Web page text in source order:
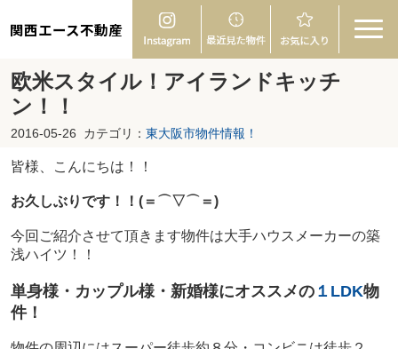
関西エース不動産
欧米スタイル！アイランドキッチ
ン！！
2016-05-26 カテゴリ： 東大阪市物件情報！
皆様、こんにちは！！
お久しぶりです！！(＝⌒▽⌒＝)
今回ご紹介させて頂きます物件は大手ハウスメーカーの築
浅ハイツ！！
単身様・カップル様・新婚様にオススメの１LDK物
件！